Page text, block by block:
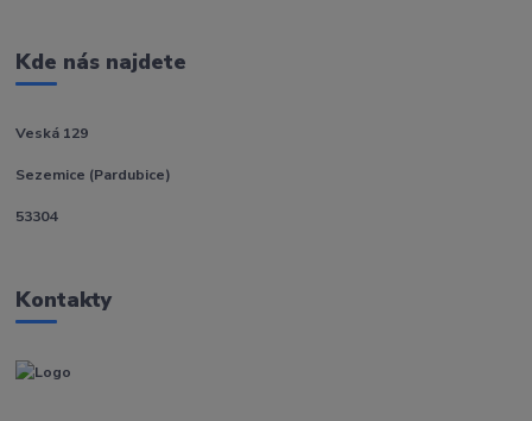
Kde nás najdete
Veská 129
Sezemice (Pardubice)
53304
Kontakty